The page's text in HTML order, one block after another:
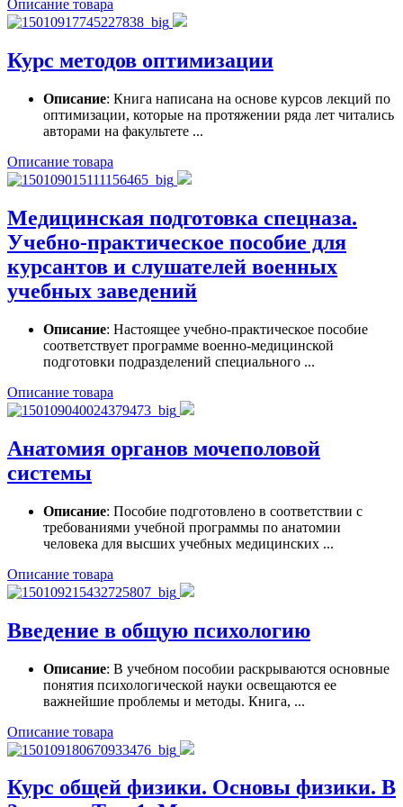
Описание товара
Курс методов оптимизации
Описание: Книга написана на основе курсов лекций по
оптимизации, которые на протяжении ряда лет читались
авторами на факультете ...
Описание товара
Медицинская подготовка спецназа.
Учебно-практическое пособие для
курсантов и слушателей военных
учебных заведений
Описание: Настоящее учебно-практическое пособие
соответствует программе военно-медицинской
подготовки подразделений специального ...
Описание товара
Анатомия органов мочеполовой
системы
Описание: Пособие подготовлено в соответствии с
требованиями учебной программы по анатомии
человека для высших учебных медицинских ...
Описание товара
Введение в общую психологию
Описание: В учебном пособии раскрываются основные
понятия психологической науки освещаются ее
важнейшие проблемы и методы. Книга, ...
Описание товара
Курс общей физики. Основы физики. В